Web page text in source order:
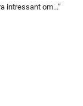
intressant om...”